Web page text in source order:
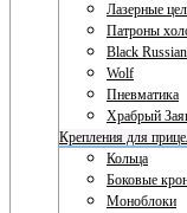
Лазерные
Патроны
Black Russian
Wolf
Пневматика
Храбрый
Крепления для
Кольца
Боковые
Моноблоки